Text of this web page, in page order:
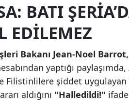
BATI
EDILEMEZ
Bakanı Jean-Noel Barrot,
yaptığı
Filistinlilere şiddet
aldığını "Halledildi!"